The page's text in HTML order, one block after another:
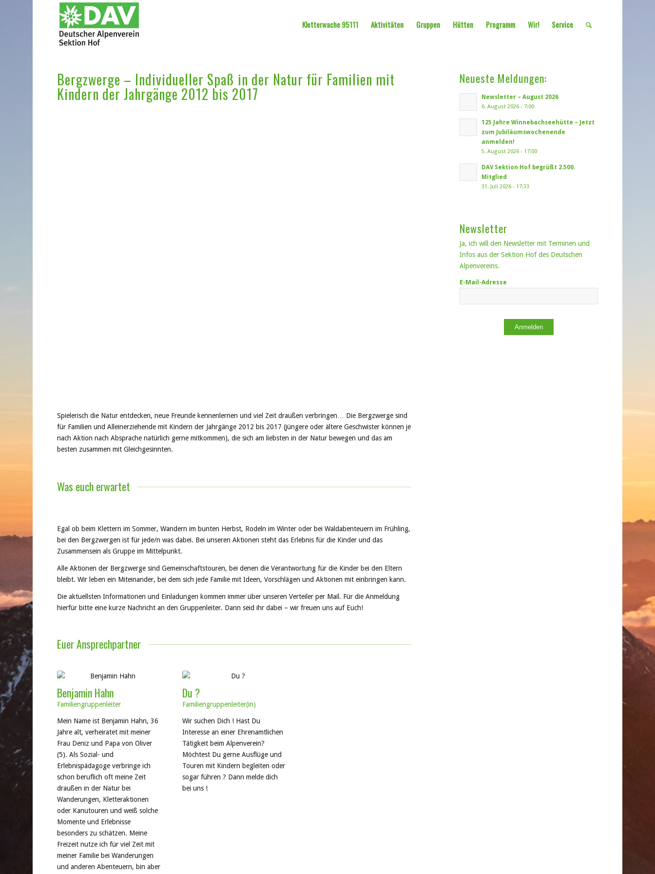
Kletterwache 95111 Aktivitäten Gruppen Hütten Programm Wir! Service
Bergzwerge – Individueller Spaß in der Natur für Familien mit
Kindern der Jahrgänge 2012 bis 2017
Spielerisch die Natur entdecken, neue Freunde kennenlernen und viel Zeit draußen verbringen… Die Bergzwerge sind
für Familien und Alleinerziehende mit Kindern der Jahrgänge 2012 bis 2017 (jüngere oder ältere Geschwister können je
nach Aktion nach Absprache natürlich gerne mitkommen), die sich am liebsten in der Natur bewegen und das am
besten zusammen mit Gleichgesinnten.
Was euch erwartet
Egal ob beim Klettern im Sommer, Wandern im bunten Herbst, Rodeln im Winter oder bei Waldabenteuern im Frühling,
bei den Bergzwergen ist für jede/n was dabei. Bei unseren Aktionen steht das Erlebnis für die Kinder und das
Zusammensein als Gruppe im Mittelpunkt.
Alle Aktionen der Bergzwerge sind Gemeinschaftstouren, bei denen die Verantwortung für die Kinder bei den Eltern
bleibt. Wir leben ein Miteinander, bei dem sich jede Familie mit Ideen, Vorschlägen und Aktionen mit einbringen kann.
Die aktuellsten Informationen und Einladungen kommen immer über unseren Verteiler per Mail. Für die Anmeldung
hierfür bitte eine kurze Nachricht an den Gruppenleiter. Dann seid ihr dabei – wir freuen uns auf Euch!
Euer Ansprechpartner
Benjamin Hahn
Familiengruppenleiter
Mein Name ist Benjamin Hahn, 36
Jahre alt, verheiratet mit meiner
Frau Deniz und Papa von Oliver
(5). Als Sozial- und
Erlebnispädagoge verbringe ich
schon beruflich oft meine Zeit
draußen in der Natur bei
Wanderungen, Kletteraktionen
oder Kanutouren und weiß solche
Momente und Erlebnisse
besonders zu schätzen. Meine
Freizeit nutze ich für viel Zeit mit
meiner Familie bei Wanderungen
und anderen Abenteuern, bin aber
Du ?
Familiengruppenleiter(in)
Wir suchen Dich ! Hast Du
Interesse an einer Ehrenamtlichen
Tätigkeit beim Alpenverein?
Möchtest Du gerne Ausflüge und
Touren mit Kindern begleiten oder
sogar führen ? Dann melde dich
bei uns !
Neueste Meldungen:
Newsletter – August 2026
6. August 2026 - 7:00
125 Jahre Winnebachseehütte – Jetzt
zum Jubiläumswochenende
anmelden!
5. August 2026 - 17:00
DAV Sektion Hof begrüßt 2.500.
Mitglied
31. Juli 2026 - 17:33
Newsletter
Ja, ich will den Newsletter mit Terminen und
Infos aus der Sektion Hof des Deutschen
Alpenvereins.
E-Mail-Adresse
Anmelden